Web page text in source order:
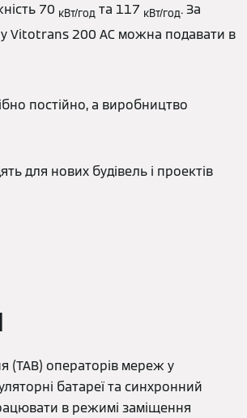
70 кВт/год та 117 кВт/год. За
Vitotrans 200 AC можна подавати в
постійно, а виробництво
для нових будівель і проектів
(TAB) операторів мереж у
батареї та синхронний
в режимі заміщення